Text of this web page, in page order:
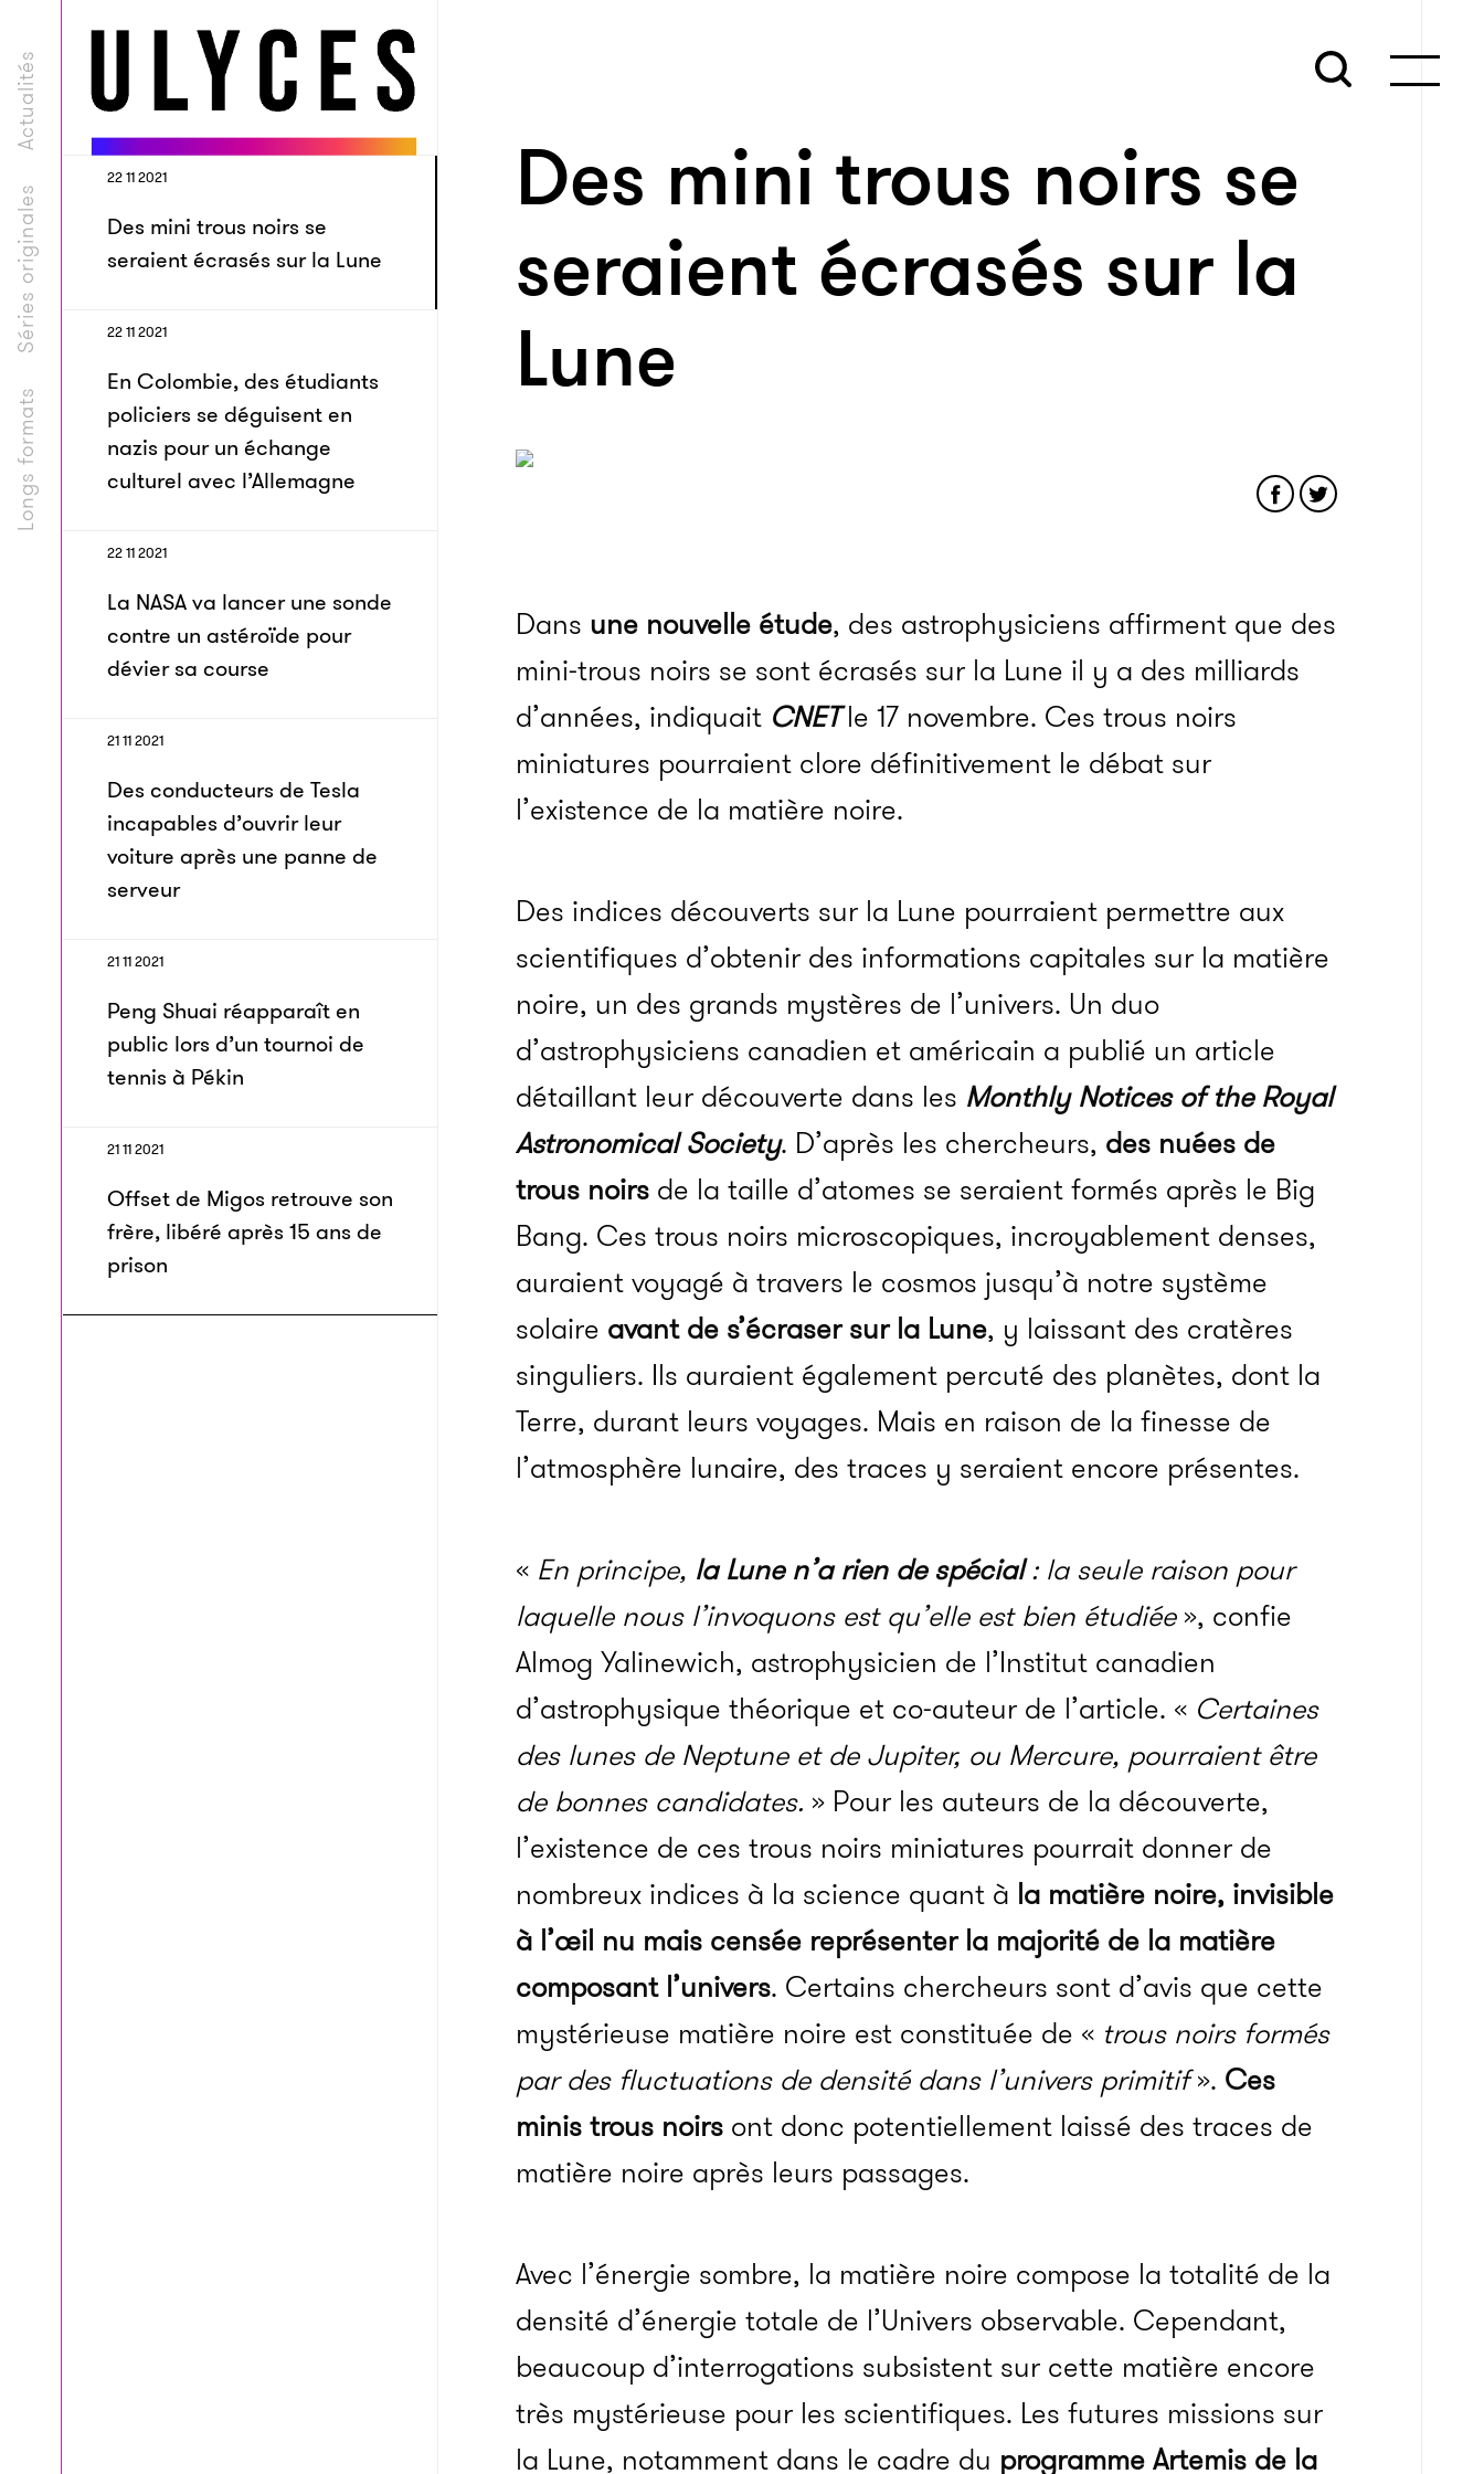
Longs formats
Séries originales
Actualités
22 11 2021
Des mini trous noirs se
seraient écrasés sur la Lune
22 11 2021
En Colombie, des étudiants
policiers se déguisent en
nazis pour un échange
culturel avec l’Allemagne
22 11 2021
La NASA va lancer une sonde
contre un astéroïde pour
dévier sa course
21 11 2021
Des conducteurs de Tesla
incapables d’ouvrir leur
voiture après une panne de
serveur
21 11 2021
Peng Shuai réapparaît en
public lors d’un tournoi de
tennis à Pékin
21 11 2021
Offset de Migos retrouve son
frère, libéré après 15 ans de
prison
Des mini trous noirs se
seraient écrasés sur la
Lune
Dans une nouvelle étude, des astrophysiciens affirment que des
mini-trous noirs se sont écrasés sur la Lune il y a des milliards
d’années, indiquait CNETle 17 novembre. Ces trous noirs
miniatures pourraient clore définitivement le débat sur
l’existence de la matière noire.
Des indices découverts sur la Lune pourraient permettre aux
scientifiques d’obtenir des informations capitales sur la matière
noire, un des grands mystères de l’univers. Un duo
d’astrophysiciens canadien et américain a publié un article
détaillant leur découverte dans les MonthlyNotices oftheRoyal
Astronomical Society. D’après les chercheurs, des nuées de
trous noirs de la taille d’atomes se seraient formés après le Big
Bang. Ces trous noirs microscopiques, incroyablement denses,
auraient voyagé à travers le cosmos jusqu’à notre système
solaire avant de s’écraser sur la Lune, y laissant des cratères
singuliers. Ils auraient également percuté des planètes, dont la
Terre, durant leurs voyages. Mais en raison de la finesse de
l’atmosphère lunaire, des traces y seraient encore présentes.
« En principe, la Lune n’a rien de spécial: la seule raison pour
laquelle nous l’invoquons est qu’elle est bien étudiée», confie
Almog Yalinewich, astrophysicien de l’Institut canadien
d’astrophysique théorique et co-auteur de l’article. « Certaines
des lunes de Neptune et de Jupiter, ou Mercure, pourraient être
de bonnes candidates. » Pour les auteurs de la découverte,
l’existence de ces trous noirs miniatures pourrait donner de
nombreux indices à la science quant à la matière noire, invisible
à l’œil nu mais censée représenter la majorité de la matière
composant l’univers. Certains chercheurs sont d’avis que cette
mystérieuse matière noire est constituée de « trous noirs formés
par des fluctuations de densité dans l’univers primitif». Ces
minis trous noirs ont donc potentiellement laissé des traces de
matière noire après leurs passages.
Avec l’énergie sombre, la matière noire compose la totalité de la
densité d’énergie totale de l’Univers observable. Cependant,
beaucoup d’interrogations subsistent sur cette matière encore
très mystérieuse pour les scientifiques. Les futures missions sur
la Lune, notamment dans le cadre du programmeArtemis de la